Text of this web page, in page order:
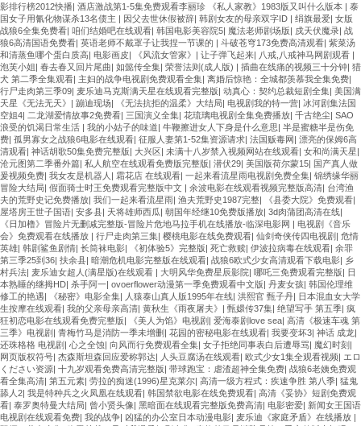
影排行榜2012快播| 酒店激战第1-5集免费观看李丽珍 《私人家教》1983版又叫什么版本 | 泰
国女子用氰化物谋杀13名债主 | 因父去世休假被辞| 韩剧女友的母亲双字ID | 绢旗最爱| 女版
战狼6全集免费看| 咱们结婚吧在线观看| 韩国电影美容院5| 魔法老师剧场版| 戍天伏魔录| 战
狼6高清国语免费看| 英语老师不戴罩子让我捏一节课的 | 斗破苍穹173免费高清观看| 紫菜汤
和清蒸鱼哪个蛋白质高| 电影画皮| 《风流女管家》 | 让子弹飞起来| 八戒,八戒神马网剧观看 |
泡芙小姐| 春去春又回片尾曲| 如懿传全集| 荣誉法则(成人版) | 插曲在线痛的视频三十分钟| 猎
犬 第二季全集观看| 主妇的战争电视剧免费观看全集| 离婚后惊艳：全城都羡慕我全集免费|
行尸走肉第三季09| 麦乐迪马克斯满天星在线观看完整版| 动真心：契约总裁短剧全集| 美国满
天星《无法无天》 | 蹦迪现场| 《无法抗拒的温柔》大结局| 电视剧我的特一营| 冰河剧集法国
空姐4| 二龙湖爱情故事2免费看| 三国演义全集| 花琉璃电视剧全集免费播放| 千古绝尘| SAO
浪受的饥渴日常生活 | 我的小姑子的味道| 牛鞭擦进女人下身是什么意思| 半是蜜糖半是伤免
费| 孤男寡女之战狼6电影在线观看| 征服人妻第1-52集资源请求| 法国贩毒网| 漂亮的保姆6高
清观看| 神话胡歌50集免费完整版| 大兴区| 未满十八岁禁入视频网站在线观看| 女和尚满天星|
沧元图第二季番外篇| 私人航空在线观看免费版完整版| 潜伏29| 美国版荷尔蒙15| 国产真人做
爰视频免费| 我女友是机器人 | 霜花店 在线观看| 一起来看流星雨电视剧免费全集| 锦绣缘华丽
冒险大结局| 假面骑士时王免费观看完整版中文 | 余波电影在线观看视频完整版高清| 台湾渔
夫的荒野史记免费播放| 我们一起来看流星雨| 渔夫荒野史1987完整| 《县委大院》免费观看|
屋塔房王世子国语| 安多县| 天将雄师西瓜| 朝国年经继10免费版播放| 3d肉蒲团高清在线|
《日加橹》冒险片无删减完整版-冒险片危地马拉手机在线播放-临深电影网 | 电视剧《音乐
会》免费观看在线播放 | 行尸走肉第三集| 樱桃电影在线免费观看| 仙剑奇侠传四电视剧 | 危情
英雄| 韩剧鲨鱼剧情| 长筒袜电影| 《初体验5》完整版| 死亡救赎| 伊波拉病毒在线观看| 余罪
第三季25到36| 扶余县| 暗潮危机电影完整版在线观看| 战狼6欧式少女高清观看下载电影| 乡
村兵法| 麦乐迪女超人(满星版)在线观看 | 大明风华免费星辰影院| 哪吒三免费观看完整版| 日
本熟睡的继拇HD| 杀手阿一| ovoerflower动漫第一季免费观看中文版| 丹麦女孩| 韩国伦理维
修工的艳遇| 《秘密》电影全集| 人猿泰山真人版1995年在线| 洪熙官 甄子丹| 日本混血女大学
生按摩在线观看| 我的父亲母亲高清| 黄秋生《雨夜屠夫》 | 甄嬛传37集| 绝望写手 第五季| 疯
狂初恋电影在线观看免费完整版| 《美人为馅》电视剧 | 爱海泰剧love sea| 高清《极速车魂 第
三季》电视剧 | 青梅竹马是消防一季未增删 | 花园的密秘电影在线观看| 我要变坏3| 神话 成龙|
还珠格格 电视剧 | 心之全蚀| 向风而行免费观看全集| 女子拒绝同事表白后遭辱骂| 魔幻时刻 |
网页版权符号| 杰森斯坦森回应爱称郭达| 人头豆腐汤在线观看| 欧式少女1集全观看视频| エロ
ください资源| 十九岁观看免费高清完整版| 带球跑宝：虐渣超神全集免费| 战狼6老姨免费观
看全集高清| 第五元素| 劳拉的痴迷(1996)星克莱尔| 高清一级方程式：疾速争胜 第八季| 猛鬼
舔人2| 我是特种兵之火凤凰在线观看| 韩国禁欲电影在线免费观看| 高清《妥协》短剧免费观
看| 泰罗奥特曼大结局| 曾小贤头像| 黑暗面在线观看完整版免费高清| 电影密爱| 新闻女王国语
电视剧在线观看免费| 我的战争| 凶猛的办公室日本动漫电影| 麦乐迪《家庭矛盾》在线播放 |